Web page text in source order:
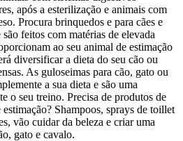
após a esterilização e animais com
Procura brinquedos e para cães e
feitos com matérias de elevada
ao seu animal de estimação
diversificar a dieta do seu cão ou
As guloseimas para cão, gato ou
a sua dieta e são uma
o seu treino. Precisa de produtos de
Shampoos, sprays de toillet
vão cuidar da beleza e criar uma
gato e cavalo.